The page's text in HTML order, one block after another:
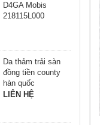
D4GA Mobis
218115L000
Da thảm trải sàn
đồng tiền county
hàn quốc
LIÊN HỆ